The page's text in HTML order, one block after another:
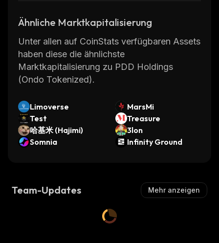
Ähnliche Marktkapitalisierung
Unter allen auf CoinStats verfügbaren Assets
haben diese die ähnlichste
Marktkapitalisierung zu PDD Holdings
(Ondo Tokenized).
Limoverse
MarsMi
Test
Treasure
哈基米 (Hajimi)
3lon
Somnia
Infinity Ground
Team-Updates Mehr anzeigen